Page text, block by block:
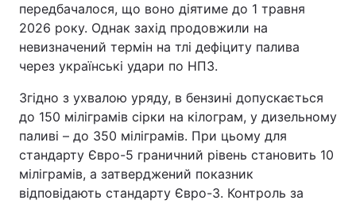
передбачалося, що воно діятиме до 1 травня
2026 року. Однак захід продовжили на
невизначений термін на тлі дефіциту палива
через українські удари по НПЗ.
Згідно з ухвалою уряду, в бензині допускається
до 150 міліграмів сірки на кілограм, у дизельному
паливі – до 350 міліграмів. При цьому для
стандарту Євро-5 граничний рівень становить 10
міліграмів, а затверджений показник
відповідають стандарту Євро-3. Контроль за